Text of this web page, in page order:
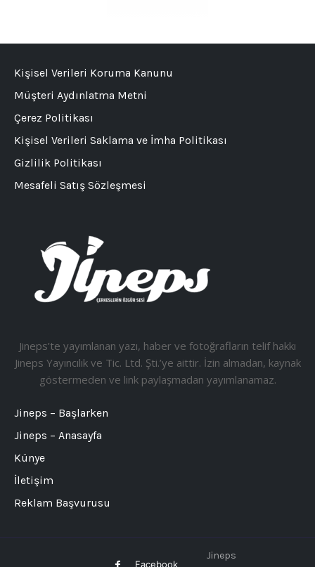
Jineps’te yayımlanan yazı, haber ve fotoğrafların telif hakkı
Jineps Yayıncılık ve Tic. Ltd. Şti.’ye aittir. İzin almadan, kaynak
göstermeden ve link paylaşmadan yayımlanamaz.
Jineps – Başlarken
Jineps – Anasayfa
Künye
İletişim
Reklam Başvurusu
Kişisel Verileri Koruma Kanunu
Müşteri Aydınlatma Metni
Çerez Politikası
Kişisel Verileri Saklama ve İmha Politikası
Gizlilik Politikası
Mesafeli Satış Sözleşmesi
Facebook
Jineps